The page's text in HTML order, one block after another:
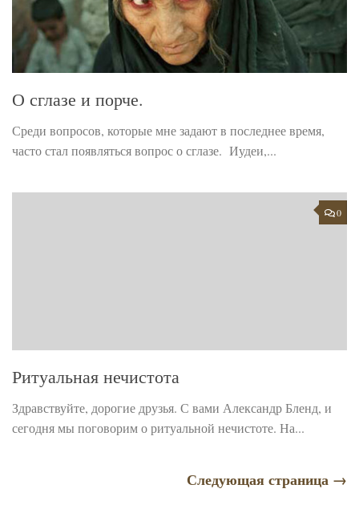
О сглазе и порче.
Среди вопросов, которые мне задают в последнее время,
часто стал появляться вопрос о сглазе. Иудеи,...
0
Ритуальная нечистота
Здравствуйте, дорогие друзья. С вами Александр Бленд, и
сегодня мы поговорим о ритуальной нечистоте. На...
Следующая страница →